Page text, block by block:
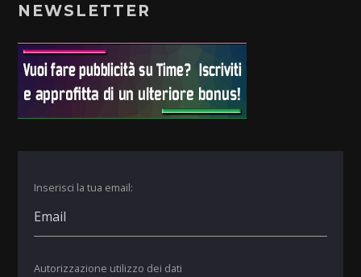
NEWSLETTER
Inserisci la tua email:
Autorizzazione utilizzo dei dati